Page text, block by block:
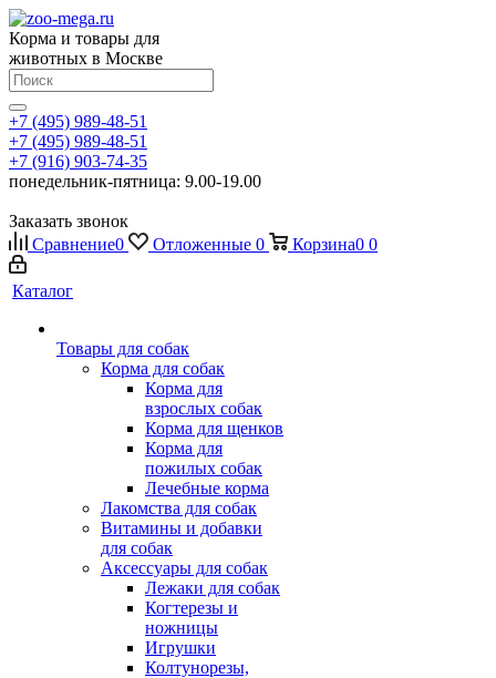
Корма и товары для
животных в Москве
+7 (495) 989-48-51
+7 (495) 989-48-51
+7 (916) 903-74-35
понедельник-пятница: 9.00-19.00
Заказать звонок
Сравнение0 Отложенные 0 Корзина0 0
Каталог
Товары для собак
Корма для собак
Корма для
взрослых собак
Корма для щенков
Корма для
пожилых собак
Лечебные корма
Лакомства для собак
Витамины и добавки
для собак
Аксессуары для собак
Лежаки для собак
Когтерезы и
ножницы
Игрушки
Колтунорезы,